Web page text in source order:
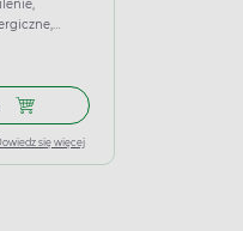
łagodzący dla
Dodaj do koszyka Fenistil
się więcej